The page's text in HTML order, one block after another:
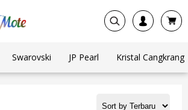
Swarovski JP Pearl Kristal Cangkrang